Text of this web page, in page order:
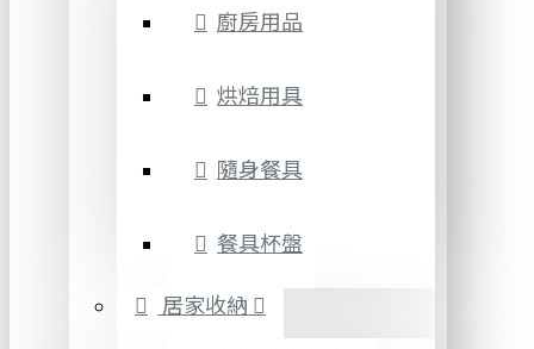
廚房用品
烘焙用具
隨身餐具
餐具杯盤
居家收納